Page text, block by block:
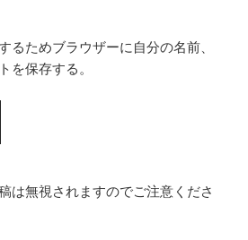
るためブラウザーに自分の名前、
を保存する。
は無視されますのでご注意くださ